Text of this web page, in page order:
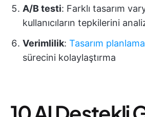
A/B testi: Farklı tasarım
kullanıcıların tepkilerini
Verimlilik: Tasarım
sürecini kolaylaştırma